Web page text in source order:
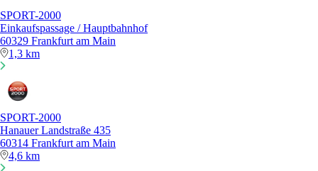
SPORT-2000
Einkaufspassage / Hauptbahnhof
60329 Frankfurt am Main
1,3 km
SPORT-2000
Hanauer Landstraße 435
60314 Frankfurt am Main
4,6 km